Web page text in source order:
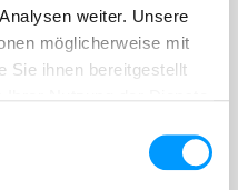
weiter. Unsere
möglicherweise mit
Sie ihnen bereitgestellt
4,4
4,2